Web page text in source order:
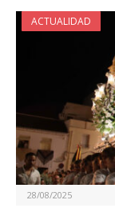
ACTUALIDAD
28/08/2025